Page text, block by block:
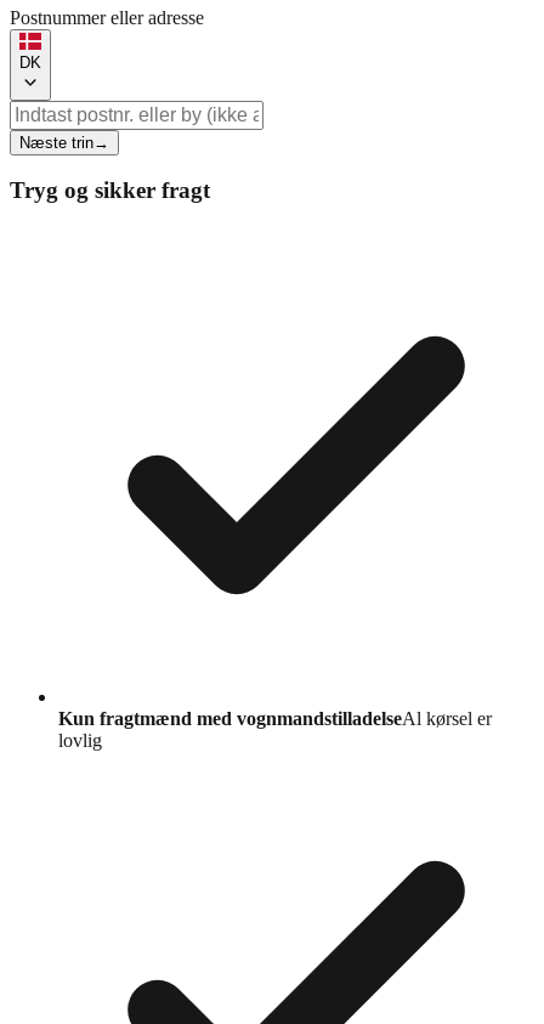
Postnummer eller adresse
DK
Næste trin→
Tryg og sikker fragt
Kun fragtmænd med vognmandstilladelseAl kørsel er
lovlig